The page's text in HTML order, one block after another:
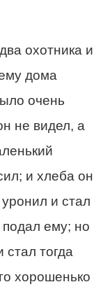
охотника и
дома
очень
не видел, а
и хлеба он
и стал
подал ему; но
стал тогда
хорошенько